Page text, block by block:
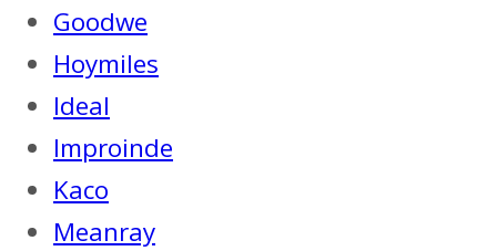
Goodwe
Hoymiles
Ideal
Improinde
Kaco
Meanray